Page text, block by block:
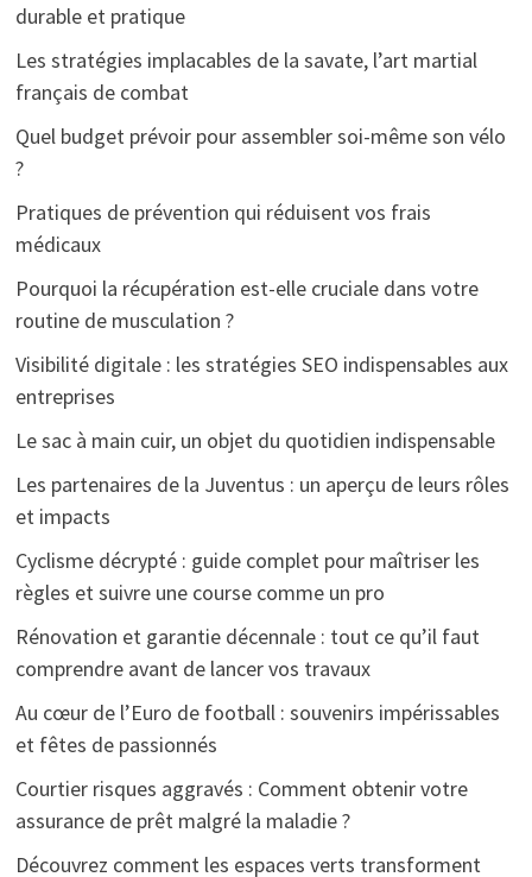
durable et pratique
Les stratégies implacables de la savate, l’art martial
français de combat
Quel budget prévoir pour assembler soi-même son vélo
?
Pratiques de prévention qui réduisent vos frais
médicaux
Pourquoi la récupération est-elle cruciale dans votre
routine de musculation ?
Visibilité digitale : les stratégies SEO indispensables aux
entreprises
Le sac à main cuir, un objet du quotidien indispensable
Les partenaires de la Juventus : un aperçu de leurs rôles
et impacts
Cyclisme décrypté : guide complet pour maîtriser les
règles et suivre une course comme un pro
Rénovation et garantie décennale : tout ce qu’il faut
comprendre avant de lancer vos travaux
Au cœur de l’Euro de football : souvenirs impérissables
et fêtes de passionnés
Courtier risques aggravés : Comment obtenir votre
assurance de prêt malgré la maladie ?
Découvrez comment les espaces verts transforment